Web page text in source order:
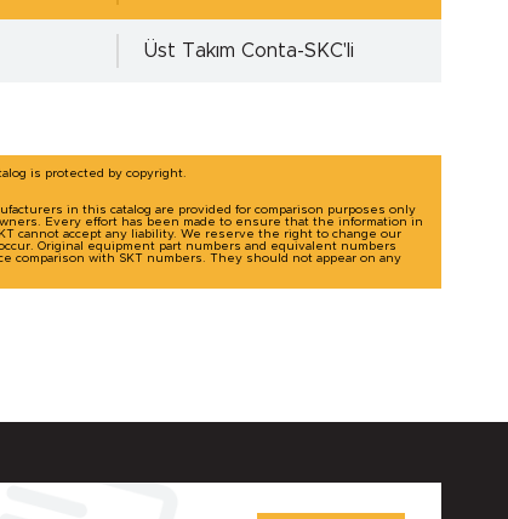
Üst Takım Conta-SKC'li
is protected by copyright.
in this catalog are provided for comparison purposes only
Every effort has been made to ensure that the information in
cannot accept any liability. We reserve the right to change our
Original equipment part numbers and equivalent numbers
comparison with SKT numbers. They should not appear on any